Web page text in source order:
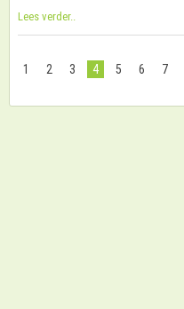
Lees verder..
1 2 3 4 5 6 7